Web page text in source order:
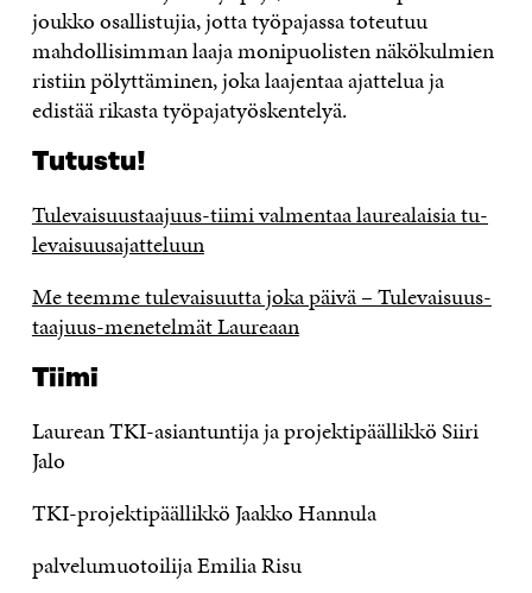
joukko osallistujia, jotta työpajassa toteutuu
mahdollisimman laaja monipuolisten näkökulmien
ristiin pölyttäminen, joka laajentaa ajattelua ja
edistää rikasta työpajatyöskentelyä.
Tutustu!
Tu­le­vai­suus­taa­juus-tiimi valmentaa lau­rea­lai­sia tu­
le­vai­suusa­jat­te­luun
Me teemme tu­le­vai­suut­ta joka päivä – Tu­le­vai­suus­
taa­juus-menetelmät Laureaan
Tiimi
Laurean TKI-asiantuntija ja projektipäällikkö Siiri
Jalo
TKI-projektipäällikkö Jaakko Hannula
palvelumuotoilija Emilia Risu